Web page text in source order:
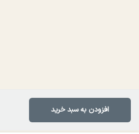
افزودن به سبد خرید